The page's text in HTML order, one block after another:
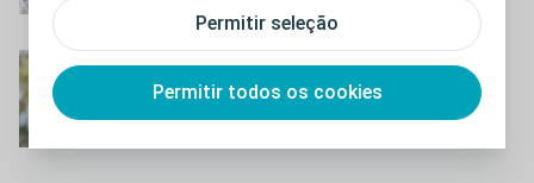
Permitir seleção
Permitir todos os cookies
O que esperar depois da
cirurgia